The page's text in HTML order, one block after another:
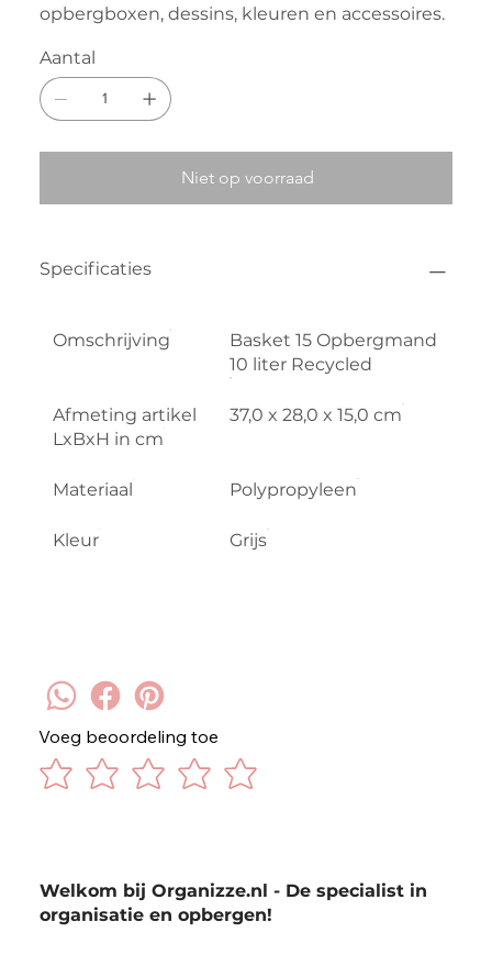
opbergboxen, dessins, kleuren en accessoires.
Aantal
Niet op voorraad
Specificaties
Omschrijving
Basket 15 Opbergmand
10 liter Recycled
Afmeting artikel
LxBxH in cm
37,0 x 28,0 x 15,0 cm
Materiaal Polypropyleen
Kleur Grijs
Voeg beoordeling toe
Welkom bij Organizze.nl - De specialist in
organisatie en opbergen!